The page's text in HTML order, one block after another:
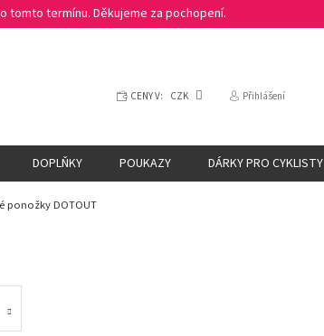
tomto termínu. Děkujeme za pochopení.
CENY V: CZK Přihlášení
DOPLŇKY POUKAZY DÁRKY PRO CYKLISTY
ponožky DOTOUT